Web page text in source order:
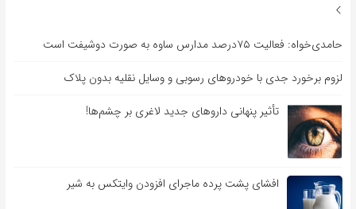
حامدی‌خواه: فعالیت ۷۵درصد مدارس ساوه به صورت دوشیفت است
لزوم برخورد جدی با خودروهای رسوبی و وسایل نقلیه بدون پلاک
تأثیر پنهانی داروهای جدید لاغری بر چشم‌ها!
افشای پشت پرده ماجرای افزودن وایتکس به شیر